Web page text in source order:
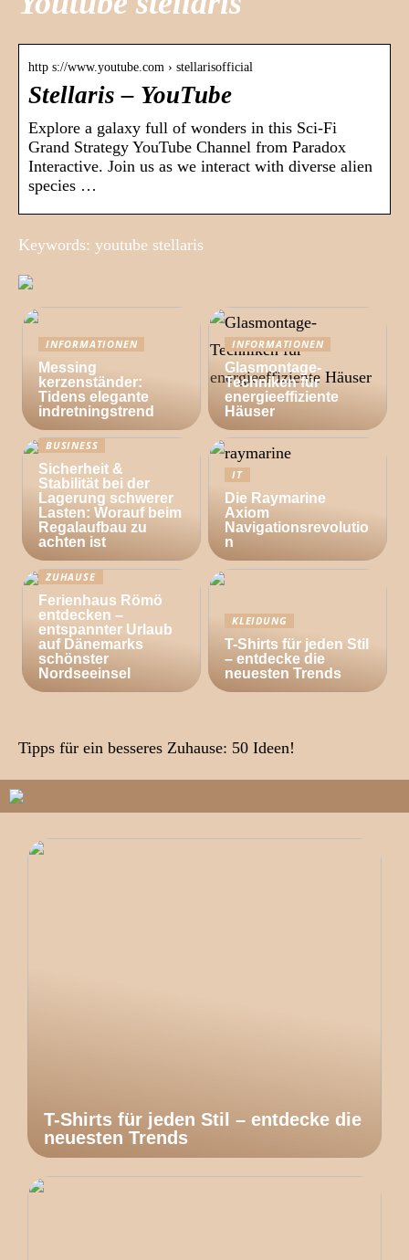
http s://www.youtube.com › stellarisofficial
Stellaris – YouTube
Explore a galaxy full of wonders in this Sci-Fi
Grand Strategy YouTube Channel from Paradox
Interactive. Join us as we interact with diverse alien
species …
Keywords: youtube stellaris
INFORMATIONEN
Messing
kerzenständer:
Tidens elegante
indretningstrend
INFORMATIONEN
Glasmontage-
Techniken für
energieeffiziente
Häuser
BUSINESS
Sicherheit &
Stabilität bei der
Lagerung schwerer
Lasten: Worauf beim
Regalaufbau zu
achten ist
IT
Die Raymarine
Axiom
Navigationsrevolutio
n
ZUHAUSE
Ferienhaus Römö
entdecken –
entspannter Urlaub
auf Dänemarks
schönster
Nordseeinsel
KLEIDUNG
T-Shirts für jeden Stil
– entdecke die
neuesten Trends
Tipps für ein besseres Zuhause: 50 Ideen!
T-Shirts für jeden Stil – entdecke die
neuesten Trends